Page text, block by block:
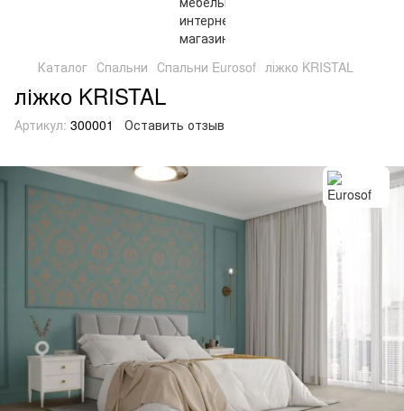
Каталог Спальни Спальни Eurosof ліжко KRISTAL
ліжко KRISTAL
Артикул: 300001 Оставить отзыв